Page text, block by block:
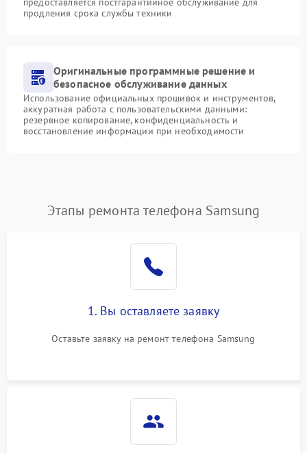
продления срока службы техники
Оригинальные программные решение и
безопасное обслуживание данных
Использование официальных прошивок и инструментов,
аккуратная работа с пользовательскими данными:
резервное копирование, конфиденциальность и
восстановление информации при необходимости
Этапы ремонта телефона Samsung
1. Вы оставляете заявку
Оставьте заявку на ремонт телефона Samsung